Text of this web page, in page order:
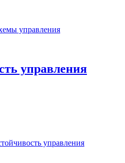
управления
управления
управления